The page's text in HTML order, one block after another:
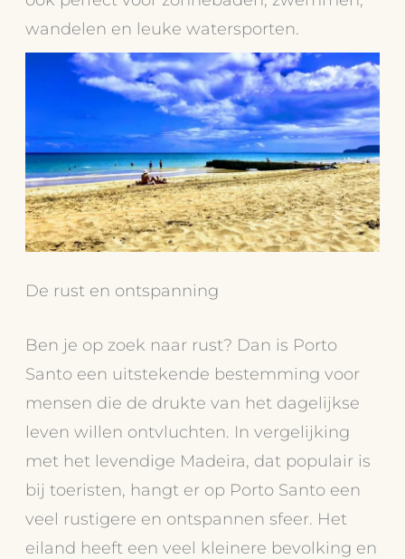
wandelen en leuke watersporten.
De rust en ontspanning
Ben je op zoek naar rust? Dan is Porto
Santo een uitstekende bestemming voor
mensen die de drukte van het dagelijkse
leven willen ontvluchten. In vergelijking
met het levendige Madeira, dat populair is
bij toeristen, hangt er op Porto Santo een
veel rustigere en ontspannen sfeer. Het
eiland heeft een veel kleinere bevolking en